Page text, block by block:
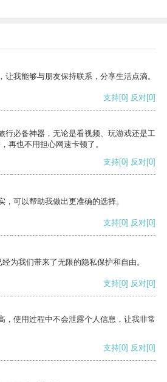
让我能够与朋友保持联系，分享生活点滴。
支持[0] 反对[0]
行必备神器，无论是看视频、玩游戏还是工
再也不用担心网速卡顿了。
支持[0] 反对[0]
可以帮助我做出更准确的选择。
支持[0] 反对[0]
为我们带来了无限的隐私保护和自由。
支持[0] 反对[0]
，使用过程中不会泄露个人信息，让我非常
支持[0] 反对[0]